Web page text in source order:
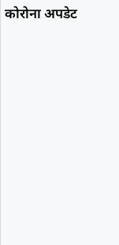
कोरोना अपडेट